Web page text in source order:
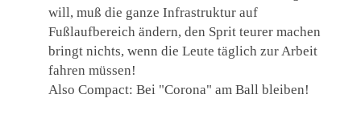
will, muß die ganze Infrastruktur auf
Fußlaufbereich ändern, den Sprit teurer machen
bringt nichts, wenn die Leute täglich zur Arbeit
fahren müssen!
Also Compact: Bei "Corona" am Ball bleiben!